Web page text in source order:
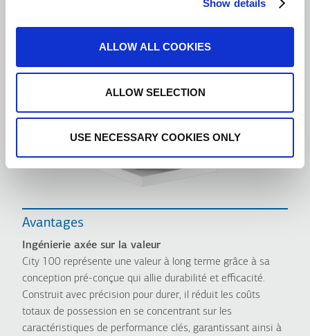
Show details
ALLOW ALL COOKIES
ALLOW SELECTION
USE NECESSARY COOKIES ONLY
Avantages
Ingénierie axée sur la valeur
City 100 représente une valeur à long terme grâce à sa
conception pré-conçue qui allie durabilité et efficacité.
Construit avec précision pour durer, il réduit les coûts
totaux de possession en se concentrant sur les
caractéristiques de performance clés, garantissant ainsi à